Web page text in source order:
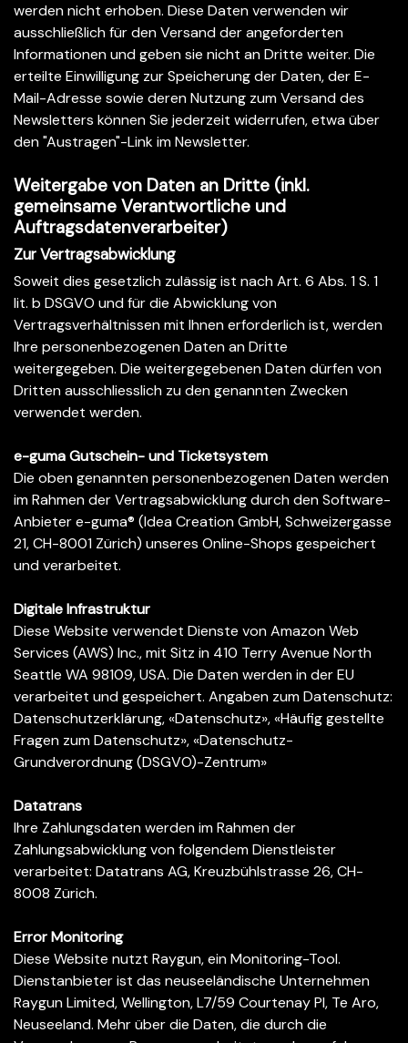
werden nicht erhoben. Diese Daten verwenden wir
ausschließlich für den Versand der angeforderten
Informationen und geben sie nicht an Dritte weiter. Die
erteilte Einwilligung zur Speicherung der Daten, der E-
Mail-Adresse sowie deren Nutzung zum Versand des
Newsletters können Sie jederzeit widerrufen, etwa über
den "Austragen"-Link im Newsletter.
Weitergabe von Daten an Dritte (inkl.
gemeinsame Verantwortliche und
Auftragsdatenverarbeiter)
Zur Vertragsabwicklung
Soweit dies gesetzlich zulässig ist nach Art. 6 Abs. 1 S. 1
lit. b DSGVO und für die Abwicklung von
Vertragsverhältnissen mit Ihnen erforderlich ist, werden
Ihre personenbezogenen Daten an Dritte
weitergegeben. Die weitergegebenen Daten dürfen von
Dritten ausschliesslich zu den genannten Zwecken
verwendet werden.
e-guma Gutschein- und Ticketsystem
Die oben genannten personenbezogenen Daten werden
im Rahmen der Vertragsabwicklung durch den Software-
Anbieter e-guma® (Idea Creation GmbH, Schweizergasse
21, CH-8001 Zürich) unseres Online-Shops gespeichert
und verarbeitet.
Digitale Infrastruktur
Diese Website verwendet Dienste von Amazon Web
Services (AWS) Inc., mit Sitz in 410 Terry Avenue North
Seattle WA 98109, USA. Die Daten werden in der EU
verarbeitet und gespeichert. Angaben zum Datenschutz:
Datenschutzerklärung,«Datenschutz»,«Häufig gestellte
Fragen zum Datenschutz»,«Datenschutz-
Grundverordnung (DSGVO)-Zentrum»
Datatrans
Ihre Zahlungsdaten werden im Rahmen der
Zahlungsabwicklung von folgendem Dienstleister
verarbeitet: Datatrans AG, Kreuzbühlstrasse 26, CH-
8008 Zürich.
Error Monitoring
Diese Website nutzt Raygun, ein Monitoring-Tool.
Dienstanbieter ist das neuseeländische Unternehmen
Raygun Limited, Wellington, L7/59 Courtenay Pl, Te Aro,
Neuseeland. Mehr über die Daten, die durch die